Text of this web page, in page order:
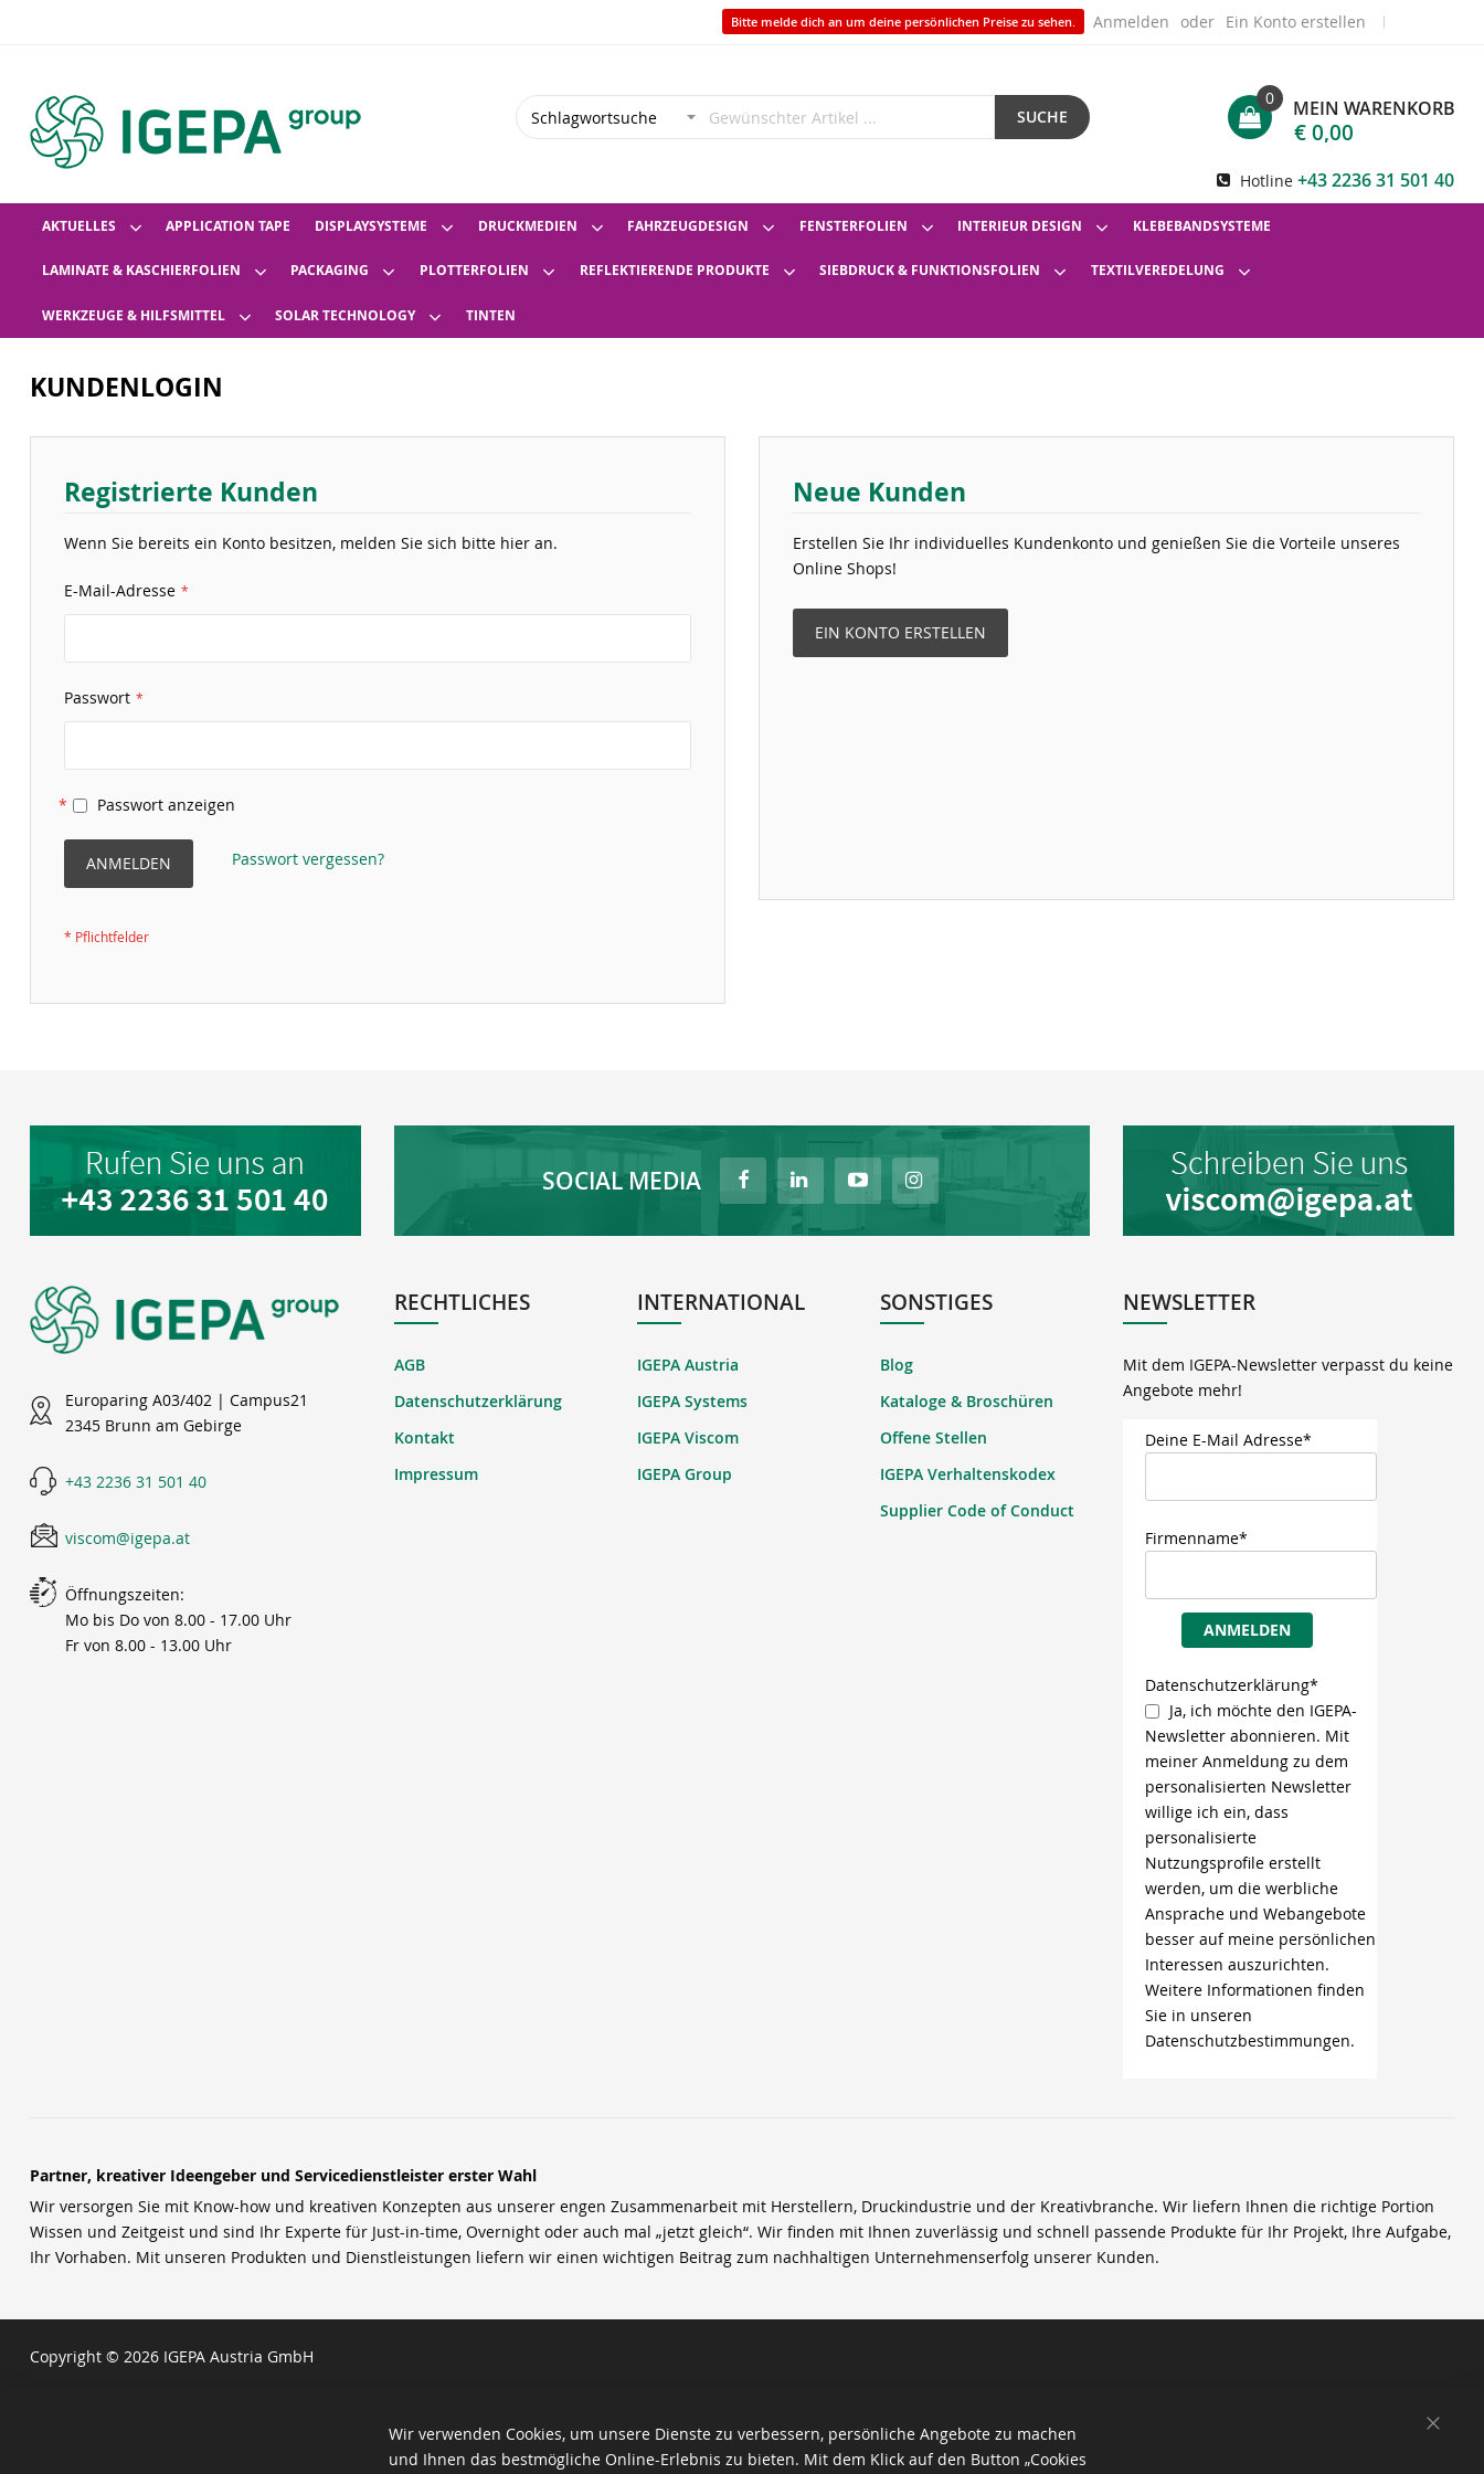
Bitte melde dich an um deine persönlichen Preise zu sehen. Anmelden Ein Konto erstellen
SUCHE MEIN WARENKORB
0
€ 0,00
Hotline +43 2236 31 501 40
AKTUELLES APPLICATION TAPE DISPLAYSYSTEME DRUCKMEDIEN FAHRZEUGDESIGN FENSTERFOLIEN INTERIEUR DESIGN KLEBEBANDSYSTEME
LAMINATE & KASCHIERFOLIEN PACKAGING PLOTTERFOLIEN REFLEKTIERENDE PRODUKTE SIEBDRUCK & FUNKTIONSFOLIEN TEXTILVEREDELUNG
WERKZEUGE & HILFSMITTEL SOLAR TECHNOLOGY TINTEN
KUNDENLOGIN
Registrierte Kunden
Wenn Sie bereits ein Konto besitzen, melden Sie sich bitte hier an.
E-Mail-Adresse
Passwort
Passwort anzeigen
ANMELDEN Passwort vergessen?
Neue Kunden
Erstellen Sie Ihr individuelles Kundenkonto und genießen Sie die Vorteile unseres
Online Shops!
EIN KONTO ERSTELLEN
SOCIAL MEDIA
Europaring A03/402 | Campus21
2345 Brunn am Gebirge
+43 2236 31 501 40
viscom@igepa.at
Öffnungszeiten:
Mo bis Do von 8.00 - 17.00 Uhr
Fr von 8.00 - 13.00 Uhr
RECHTLICHES
AGB
Datenschutzerklärung
Kontakt
Impressum
INTERNATIONAL
IGEPA Austria
IGEPA Systems
IGEPA Viscom
IGEPA Group
SONSTIGES
Blog
Kataloge & Broschüren
Offene Stellen
IGEPA Verhaltenskodex
Supplier Code of Conduct
NEWSLETTER
Mit dem IGEPA-Newsletter verpasst du keine
Angebote mehr!
Deine E-Mail Adresse*
Firmenname*
ANMELDEN
Datenschutzerklärung*
Ja, ich möchte den IGEPA-
Newsletter abonnieren. Mit
meiner Anmeldung zu dem
personalisierten Newsletter
willige ich ein, dass
personalisierte
Nutzungsprofile erstellt
werden, um die werbliche
Ansprache und Webangebote
besser auf meine persönlichen
Interessen auszurichten.
Weitere Informationen finden
Sie in unseren
Datenschutzbestimmungen.
Partner, kreativer Ideengeber und Servicedienstleister erster Wahl
Wir versorgen Sie mit Know-how und kreativen Konzepten aus unserer engen Zusammenarbeit mit Herstellern, Druckindustrie und der Kreativbranche. Wir liefern Ihnen die richtige Portion
Wissen und Zeitgeist und sind Ihr Experte für Just-in-time, Overnight oder auch mal „jetzt gleich“. Wir finden mit Ihnen zuverlässig und schnell passende Produkte für Ihr Projekt, Ihre Aufgabe,
Ihr Vorhaben. Mit unseren Produkten und Dienstleistungen liefern wir einen wichtigen Beitrag zum nachhaltigen Unternehmenserfolg unserer Kunden.
Copyright © 2026 IGEPA Austria GmbH
Wir verwenden Cookies, um unsere Dienste zu verbessern, persönliche Angebote zu machen
und Ihnen das bestmögliche Online-Erlebnis zu bieten. Mit dem Klick auf den Button „Cookies